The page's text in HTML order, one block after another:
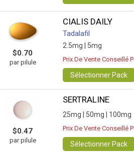
$0.70
par pilule
CIALIS DAILY
Tadalafil
2.5mg | 5mg
Prix De Vente Conseillé
Sélectionner Pack
$0.47
par pilule
SERTRALINE
25mg | 50mg | 100mg
Prix De Vente Conseillé
Sélectionner Pack